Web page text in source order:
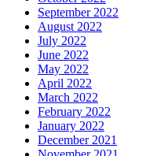
September 2022
August 2022
July 2022
June 2022
May 2022
April 2022
March 2022
February 2022
January 2022
December 2021